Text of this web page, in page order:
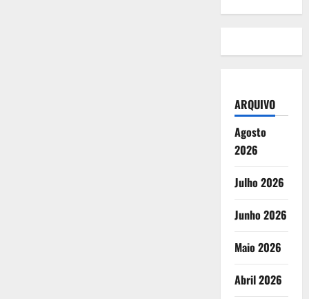
ARQUIVO
Agosto
2026
Julho 2026
Junho 2026
Maio 2026
Abril 2026